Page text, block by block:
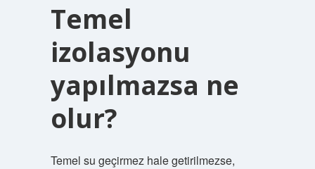
Temel
izolasyonu
yapılmazsa ne
olur?
Temel su geçirmez hale getirilmezse,